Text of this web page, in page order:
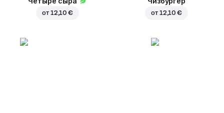
от 12,10 € от 12,10 €